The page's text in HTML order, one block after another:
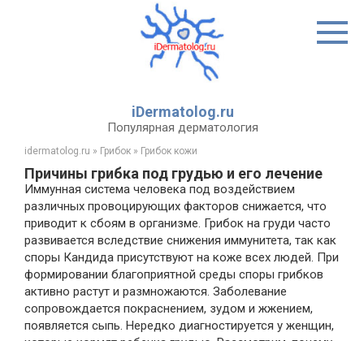
iDermatolog.ru
Популярная дерматология
idermatolog.ru » Грибок » Грибок кожи
Причины грибка под грудью и его лечение
Иммунная система человека под воздействием
различных провоцирующих факторов снижается, что
приводит к сбоям в организме. Грибок на груди часто
развивается вследствие снижения иммунитета, так как
споры Кандида присутствуют на коже всех людей. При
формировании благоприятной среды споры грибков
активно растут и размножаются. Заболевание
сопровождается покраснением, зудом и жжением,
появляется сыпь. Нередко диагностируется у женщин,